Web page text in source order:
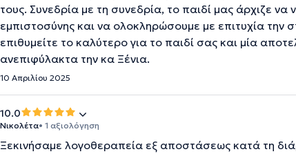
τους. Συνεδρία με τη συνεδρία, το παιδί μας άρχιζε να
εμπιστοσύνης και να ολοκληρώσουμε με επιτυχία την
επιθυμείτε το καλύτερο για το παιδί σας και μία
ανεπιφύλακτα την κα Ξένια.
10 Απριλίου 2025
10.0
Νικολέτα• 1 αξιολόγηση
Ξεκινήσαμε λογοθεραπεία εξ αποστάσεως κατά τη